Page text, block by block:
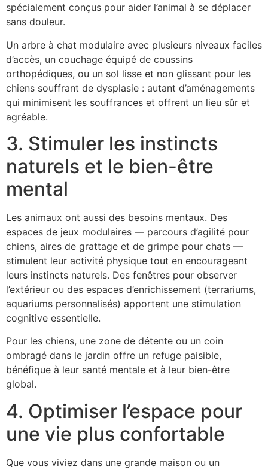
spécialement conçus pour aider l’animal à se déplacer
sans douleur.
Un arbre à chat modulaire avec plusieurs niveaux faciles
d’accès, un couchage équipé de coussins
orthopédiques, ou un sol lisse et non glissant pour les
chiens souffrant de dysplasie : autant d’aménagements
qui minimisent les souffrances et offrent un lieu sûr et
agréable.
3. Stimuler les instincts
naturels et le bien-être
mental
Les animaux ont aussi des besoins mentaux. Des
espaces de jeux modulaires — parcours d’agilité pour
chiens, aires de grattage et de grimpe pour chats —
stimulent leur activité physique tout en encourageant
leurs instincts naturels. Des fenêtres pour observer
l’extérieur ou des espaces d’enrichissement (terrariums,
aquariums personnalisés) apportent une stimulation
cognitive essentielle.
Pour les chiens, une zone de détente ou un coin
ombragé dans le jardin offre un refuge paisible,
bénéfique à leur santé mentale et à leur bien-être
global.
4. Optimiser l’espace pour
une vie plus confortable
Que vous viviez dans une grande maison ou un